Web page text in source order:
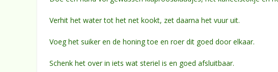
Verhit het water tot het net kookt, zet daarna het vuur uit.
Voeg het suiker en de honing toe en roer dit goed door elkaar.
Schenk het over in iets wat steriel is en goed afsluitbaar.